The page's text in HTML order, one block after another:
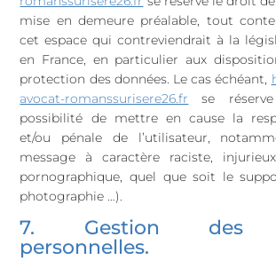
mise en demeure préalable, tout
cet espace qui contreviendrait à la
en France, en particulier aux
protection des données. Le cas échéant,
avocat-romanssurisere26.fr
se
possibilité de mettre en cause la
et/ou pénale de l’utilisateur,
message à caractère raciste,
pornographique, quel que soit le
photographie …).
7. Gestion des
personnelles.